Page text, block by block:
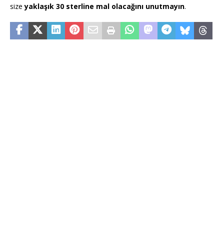
sizeyaklaşık 30 sterline mal olacağını unutmayın.